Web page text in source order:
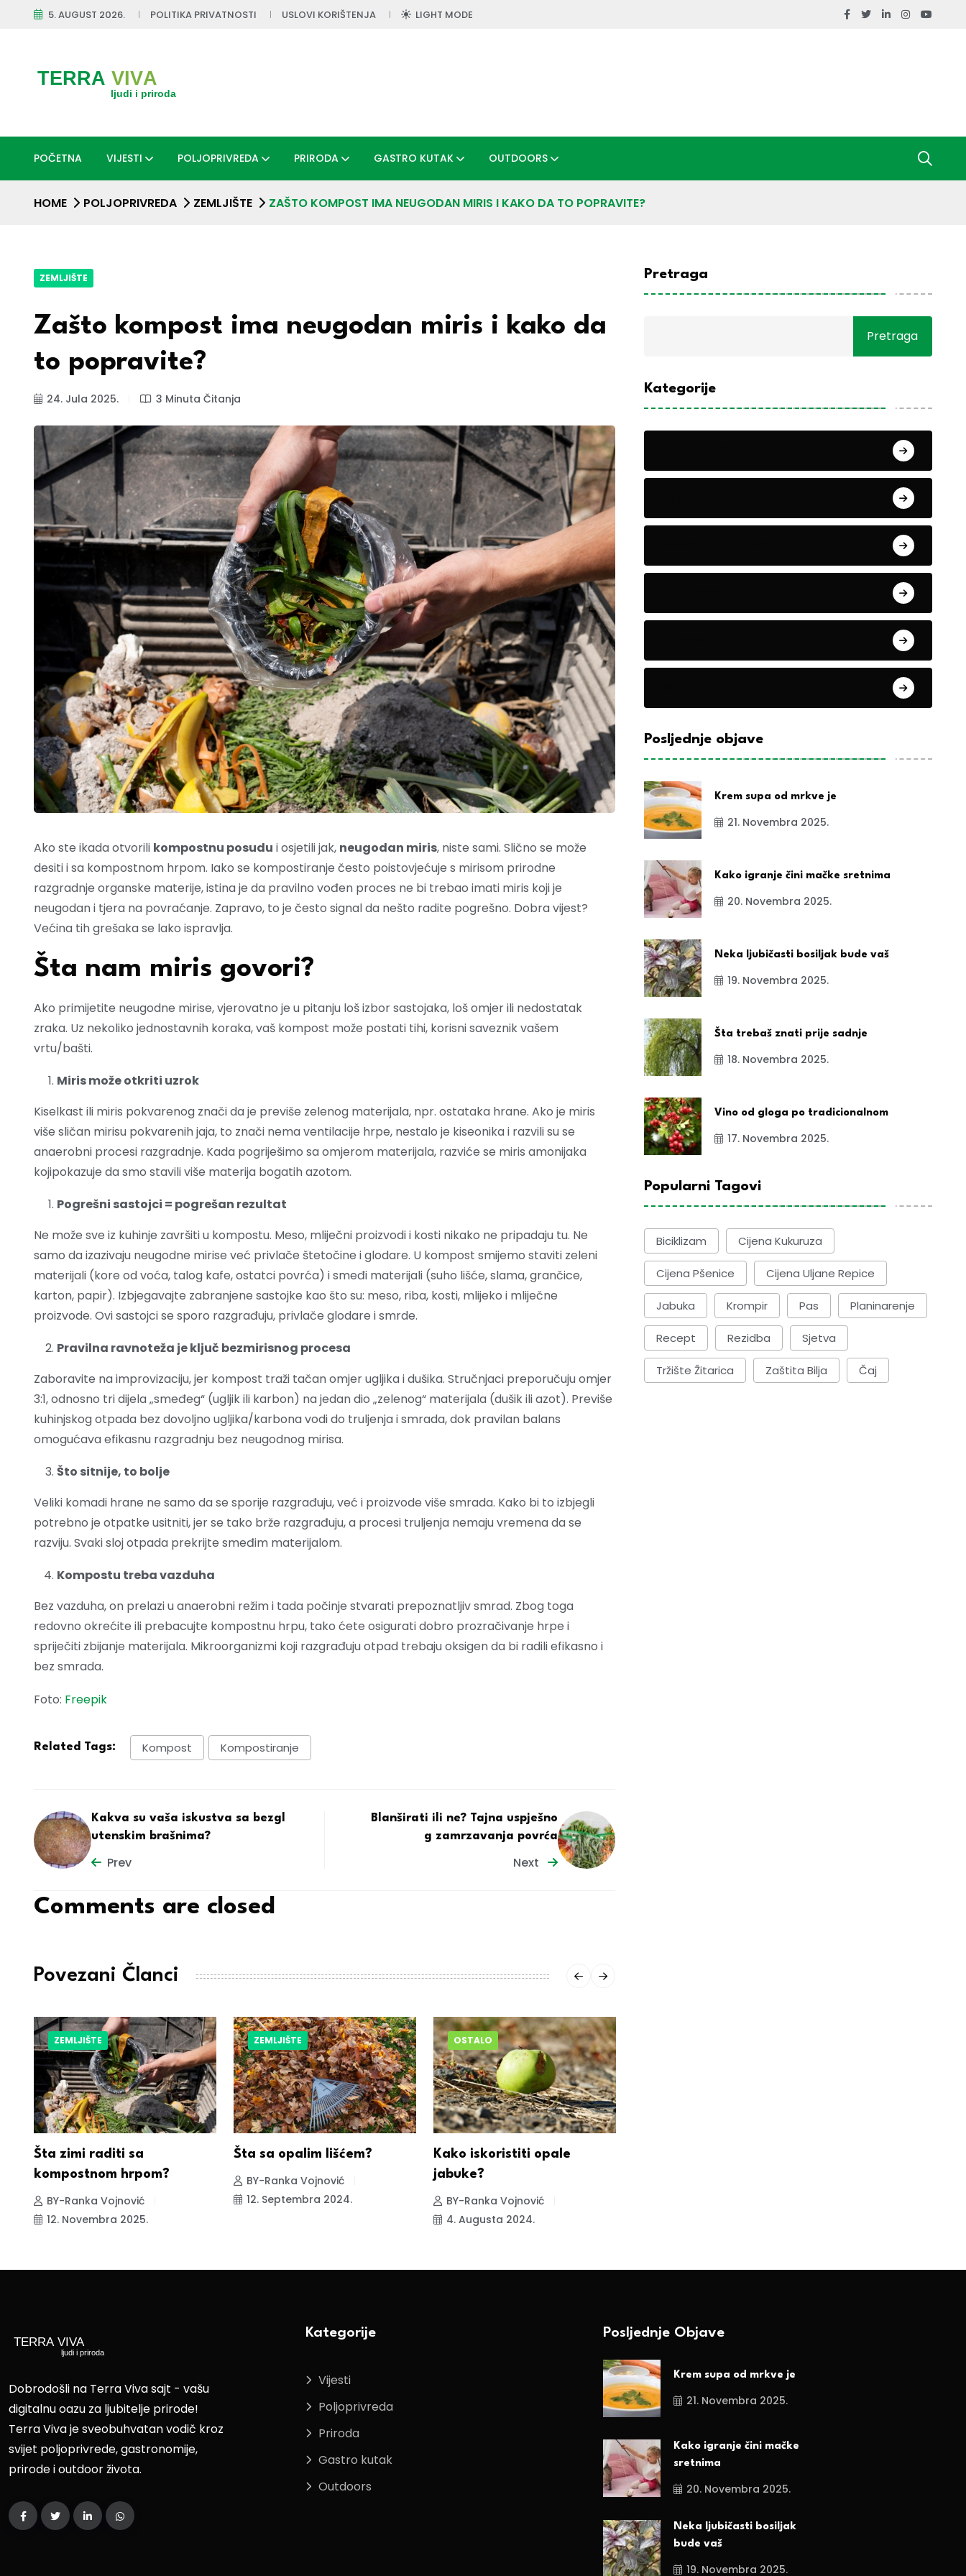
5. AUGUST 2026. POLITIKA PRIVATNOSTI USLOVI KORIŠTENJA LIGHT MODE
POČETNA VIJESTI POLJOPRIVREDA PRIRODA GASTRO KUTAK OUTDOORS
HOME POLJOPRIVREDA ZEMLJIŠTE ZAŠTO KOMPOST IMA NEUGODAN MIRIS I KAKO DA TO POPRAVITE?
ZEMLJIŠTE
Zašto kompost ima neugodan miris i kako da
to popravite?
24. Jula 2025. 3 Minuta Čitanja
Ako ste ikada otvorili kompostnu posudu i osjetili jak, neugodan miris, niste sami. Slično se može
desiti i sa kompostnom hrpom. Iako se kompostiranje često poistovjećuje s mirisom prirodne
razgradnje organske materije, istina je da pravilno vođen proces ne bi trebao imati miris koji je
neugodan i tjera na povraćanje. Zapravo, to je često signal da nešto radite pogrešno. Dobra vijest?
Većina tih grešaka se lako ispravlja.
Šta nam miris govori?
Ako primijetite neugodne mirise, vjerovatno je u pitanju loš izbor sastojaka, loš omjer ili nedostatak
zraka. Uz nekoliko jednostavnih koraka, vaš kompost može postati tihi, korisni saveznik vašem
vrtu/bašti.
Miris može otkriti uzrok
Kiselkast ili miris pokvarenog znači da je previše zelenog materijala, npr. ostataka hrane. Ako je miris
više sličan mirisu pokvarenih jaja, to znači nema ventilacije hrpe, nestalo je kiseonika i razvili su se
anaerobni procesi razgradnje. Kada pogriješimo sa omjerom materijala, razviće se miris amonijaka
kojipokazuje da smo stavili više materija bogatih azotom.
Pogrešni sastojci = pogrešan rezultat
Ne može sve iz kuhinje završiti u kompostu. Meso, mliječni proizvodi i kosti nikako ne pripadaju tu. Ne
samo da izazivaju neugodne mirise već privlače štetočine i glodare. U kompost smijemo staviti zeleni
materijali (kore od voća, talog kafe, ostatci povrća) i smeđi materijali (suho lišće, slama, grančice,
karton, papir). Izbjegavajte zabranjene sastojke kao što su: meso, riba, kosti, mlijeko i mliječne
proizvode. Ovi sastojci se sporo razgrađuju, privlače glodare i smrde.
Pravilna ravnoteža je ključ bezmirisnog procesa
Zaboravite na improvizaciju, jer kompost traži tačan omjer ugljika i dušika. Stručnjaci preporučuju omjer
3:1, odnosno tri dijela „smeđeg“ (ugljik ili karbon) na jedan dio „zelenog“ materijala (dušik ili azot). Previše
kuhinjskog otpada bez dovoljno ugljika/karbona vodi do truljenja i smrada, dok pravilan balans
omogućava efikasnu razgradnju bez neugodnog mirisa.
Što sitnije, to bolje
Veliki komadi hrane ne samo da se sporije razgrađuju, već i proizvode više smrada. Kako bi to izbjegli
potrebno je otpatke usitniti, jer se tako brže razgrađuju, a procesi truljenja nemaju vremena da se
razviju. Svaki sloj otpada prekrijte smeđim materijalom.
Kompostu treba vazduha
Bez vazduha, on prelazi u anaerobni režim i tada počinje stvarati prepoznatljiv smrad. Zbog toga
redovno okrećite ili prebacujte kompostnu hrpu, tako ćete osigurati dobro prozračivanje hrpe i
spriječiti zbijanje materijala. Mikroorganizmi koji razgrađuju otpad trebaju oksigen da bi radili efikasno i
bez smrada.
Foto: Freepik
Related Tags: Kompost Kompostiranje
Kakva su vaša iskustva sa bezgl
utenskim brašnima?
Prev
Blanširati ili ne? Tajna uspješno
g zamrzavanja povrća
Next
Comments are closed
Povezani Članci
ZEMLJIŠTE
Šta zimi raditi sa
kompostnom hrpom?
BY-Ranka Vojnović
12. Novembra 2025.
ZEMLJIŠTE
Šta sa opalim lišćem?
BY-Ranka Vojnović
12. Septembra 2024.
OSTALO
Kako iskoristiti opale
jabuke?
BY-Ranka Vojnović
4. Augusta 2024.
Pretraga
Pretraga
Kategorije
Posljednje objave
Krem supa od mrkve je
21. Novembra 2025.
Kako igranje čini mačke sretnima
20. Novembra 2025.
Neka ljubičasti bosiljak bude vaš
19. Novembra 2025.
Šta trebaš znati prije sadnje
18. Novembra 2025.
Vino od gloga po tradicionalnom
17. Novembra 2025.
Popularni Tagovi
Biciklizam Cijena Kukuruza
Cijena Pšenice Cijena Uljane Repice
Jabuka Krompir Pas Planinarenje
Recept Rezidba Sjetva
Tržište Žitarica Zaštita Bilja Čaj
Dobrodošli na Terra Viva sajt - vašu
digitalnu oazu za ljubitelje prirode!
Terra Viva je sveobuhvatan vodič kroz
svijet poljoprivrede, gastronomije,
prirode i outdoor života.
Kategorije
Vijesti
Poljoprivreda
Priroda
Gastro kutak
Outdoors
Posljednje Objave
Krem supa od mrkve je
21. Novembra 2025.
Kako igranje čini mačke
sretnima
20. Novembra 2025.
Neka ljubičasti bosiljak
bude vaš
19. Novembra 2025.